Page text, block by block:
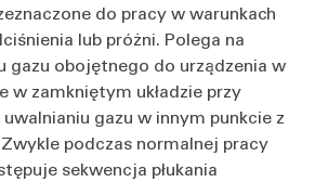
do pracy w warunkach
lub próżni. Polega na
gazu obojętnego do urządzenia w
w zamkniętym układzie przy
gazu w innym punkcie z
podczas normalnej pracy
sekwencja płukania